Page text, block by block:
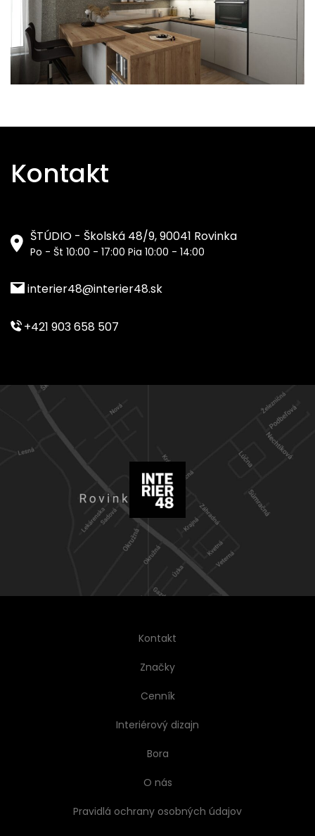
Kontakt
ŠTÚDIO - Školská 48/9, 90041 Rovinka
Po - Št 10:00 - 17:00 Pia 10:00 - 14:00
interier48@interier48.sk
+421 903 658 507
Kontakt
Značky
Cenník
Interiérový dizajn
Bora
O nás
Pravidlá ochrany osobných údajov